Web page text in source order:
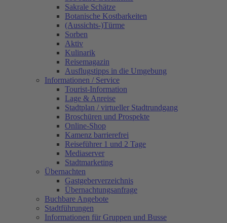
Sakrale Schätze
Botanische Kostbarkeiten
(Aussichts-)Türme
Sorben
Aktiv
Kulinarik
Reisemagazin
Ausflugstipps in die Umgebung
Informationen / Service
Tourist-Information
Lage & Anreise
Stadtplan / virtueller Stadtrundgang
Broschüren und Prospekte
Online-Shop
Kamenz barrierefrei
Reiseführer 1 und 2 Tage
Mediaserver
Stadtmarketing
Übernachten
Gastgeberverzeichnis
Übernachtungsanfrage
Buchbare Angebote
Stadtführungen
Informationen für Gruppen und Busse